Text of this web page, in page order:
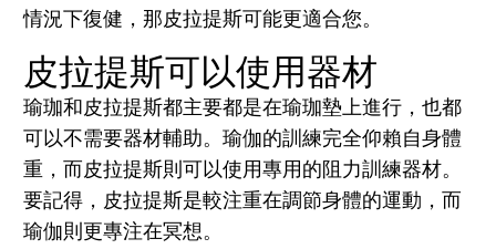
情況下復健，那皮拉提斯可能更適合您。
皮拉提斯可以使用器材
瑜珈和皮拉提斯都主要都是在瑜珈墊上進行，也都
可以不需要器材輔助。瑜伽的訓練完全仰賴自身體
重，而皮拉提斯則可以使用專用的阻力訓練器材。
要記得，皮拉提斯是較注重在調節身體的運動，而
瑜伽則更專注在冥想。